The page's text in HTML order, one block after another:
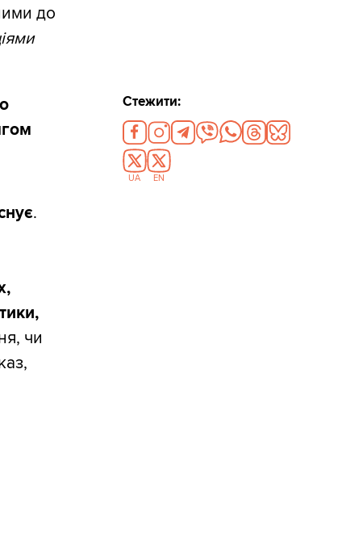
до
.
чи
Стежити:
UA EN